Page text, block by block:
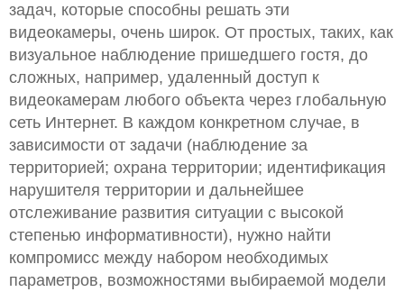
задач, которые способны решать эти
видеокамеры, очень широк. От простых, таких, как
визуальное наблюдение пришедшего гостя, до
сложных, например, удаленный доступ к
видеокамерам любого объекта через глобальную
сеть Интернет. В каждом конкретном случае, в
зависимости от задачи (наблюдение за
территорией; охрана территории; идентификация
нарушителя территории и дальнейшее
отслеживание развития ситуации с высокой
степенью информативности), нужно найти
компромисс между набором необходимых
параметров, возможностями выбираемой модели